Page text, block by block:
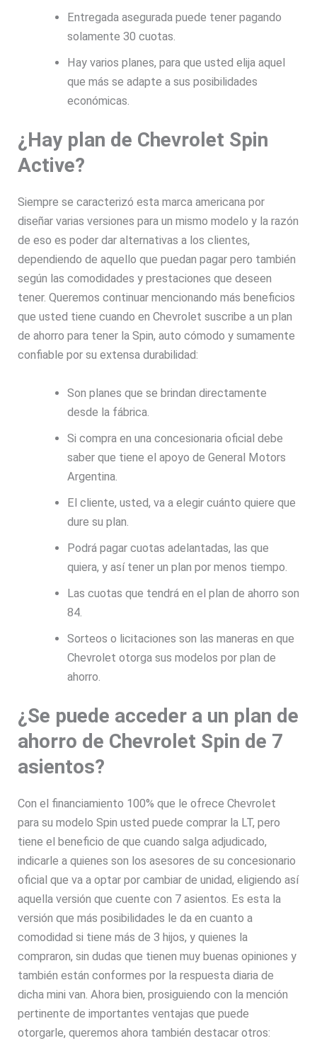
Entregada asegurada puede tener pagando
solamente 30 cuotas.
Hay varios planes, para que usted elija aquel
que más se adapte a sus posibilidades
económicas.
¿Hay plan de Chevrolet Spin
Active?
Siempre se caracterizó esta marca americana por
diseñar varias versiones para un mismo modelo y la razón
de eso es poder dar alternativas a los clientes,
dependiendo de aquello que puedan pagar pero también
según las comodidades y prestaciones que deseen
tener. Queremos continuar mencionando más beneficios
que usted tiene cuando en Chevrolet suscribe a un plan
de ahorro para tener la Spin, auto cómodo y sumamente
confiable por su extensa durabilidad:
Son planes que se brindan directamente
desde la fábrica.
Si compra en una concesionaria oficial debe
saber que tiene el apoyo de General Motors
Argentina.
El cliente, usted, va a elegir cuánto quiere que
dure su plan.
Podrá pagar cuotas adelantadas, las que
quiera, y así tener un plan por menos tiempo.
Las cuotas que tendrá en el plan de ahorro son
84.
Sorteos o licitaciones son las maneras en que
Chevrolet otorga sus modelos por plan de
ahorro.
¿Se puede acceder a un plan de
ahorro de Chevrolet Spin de 7
asientos?
Con el financiamiento 100% que le ofrece Chevrolet
para su modelo Spin usted puede comprar la LT, pero
tiene el beneficio de que cuando salga adjudicado,
indicarle a quienes son los asesores de su concesionario
oficial que va a optar por cambiar de unidad, eligiendo así
aquella versión que cuente con 7 asientos. Es esta la
versión que más posibilidades le da en cuanto a
comodidad si tiene más de 3 hijos, y quienes la
compraron, sin dudas que tienen muy buenas opiniones y
también están conformes por la respuesta diaria de
dicha mini van. Ahora bien, prosiguiendo con la mención
pertinente de importantes ventajas que puede
otorgarle, queremos ahora también destacar otros: